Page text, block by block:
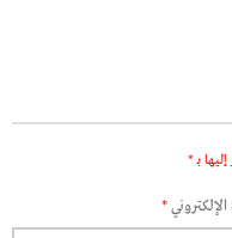
بـ *
الإلكتروني*